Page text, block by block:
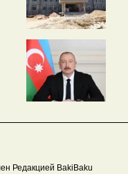
Редакцией BakiBaku